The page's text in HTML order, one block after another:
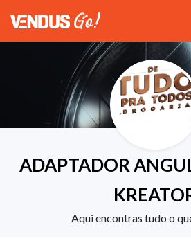
ADAPTADOR
Aqui encontras tudo o